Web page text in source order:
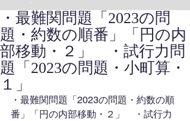
・最難関問題「2023の問
題・約数の順番」「円の内
部移動・２」 ・試行力問
題「2023の問題・小町算・
１」
・最難関問題「2023の問題・約数の順
番」「円の内部移動・２」　・試行力